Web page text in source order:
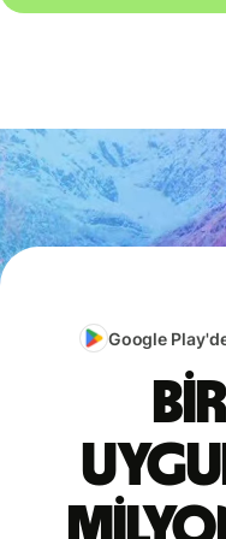
Google